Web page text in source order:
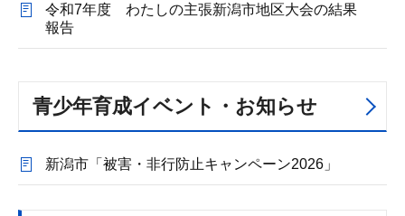
令和7年度 わたしの主張新潟市地区大会の結果
報告
青少年育成イベント・お知らせ
新潟市「被害・非行防止キャンペーン2026」